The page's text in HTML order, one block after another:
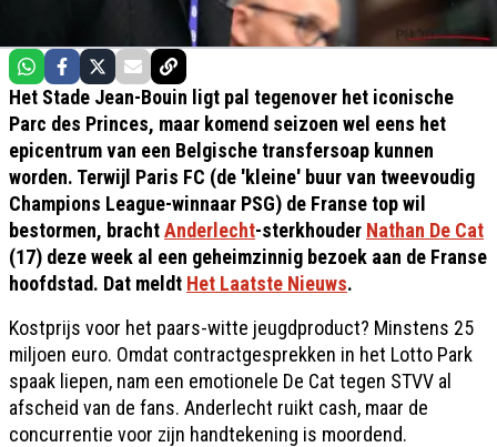
Het Stade Jean-Bouin ligt pal tegenover het iconische
Parc des Princes, maar komend seizoen wel eens het
epicentrum van een Belgische transfersoap kunnen
worden. Terwijl Paris FC (de 'kleine' buur van tweevoudig
Champions League-winnaar PSG) de Franse top wil
bestormen, brachtAnderlecht-sterkhouder Nathan De Cat
(17) deze week al een geheimzinnig bezoek aan de Franse
hoofdstad. Dat meldt Het Laatste Nieuws.
Kostprijs voor het paars-witte jeugdproduct? Minstens 25
miljoen euro. Omdat contractgesprekken in het Lotto Park
spaak liepen, nam een emotionele De Cat tegen STVV al
afscheid van de fans. Anderlecht ruikt cash, maar de
concurrentie voor zijn handtekening is moordend.